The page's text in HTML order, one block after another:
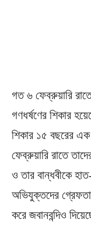
গত ৬ ফেব্রুয়ারি
গণধর্ষণের শিকার
শিকার ১৫ বছরের এক
ফেব্রুয়ারি রাতে
ও তার বান্ধবীকে
অভিযুক্তদের
করে জবানবন্দিও